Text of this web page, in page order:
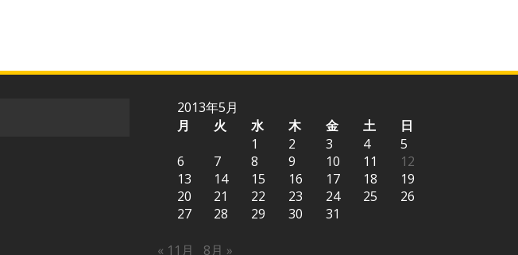
2013年5月
月
火 水 木 金 土
日
1
2 3 4
5
6
7 8 9 10 11
12
13
14 15 16 17 18
19
20
21 22 23 24 25
26
27
28 29 30 31
« 11月 8月 »